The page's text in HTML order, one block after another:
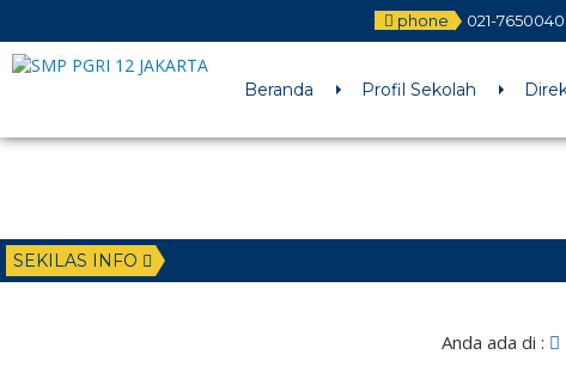
phone 021-7650040
Beranda Profil Sekolah
SEKILAS INFO
Anda ada di :